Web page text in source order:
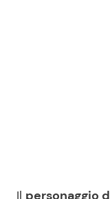
Il personaggio